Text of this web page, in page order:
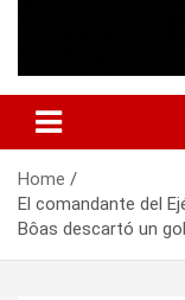
Home
El comandante del
Bôas descartó un